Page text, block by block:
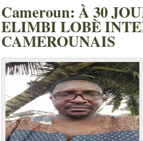
Cameroun: À 30
ELIMBI LOBÈ
CAMEROUNAIS